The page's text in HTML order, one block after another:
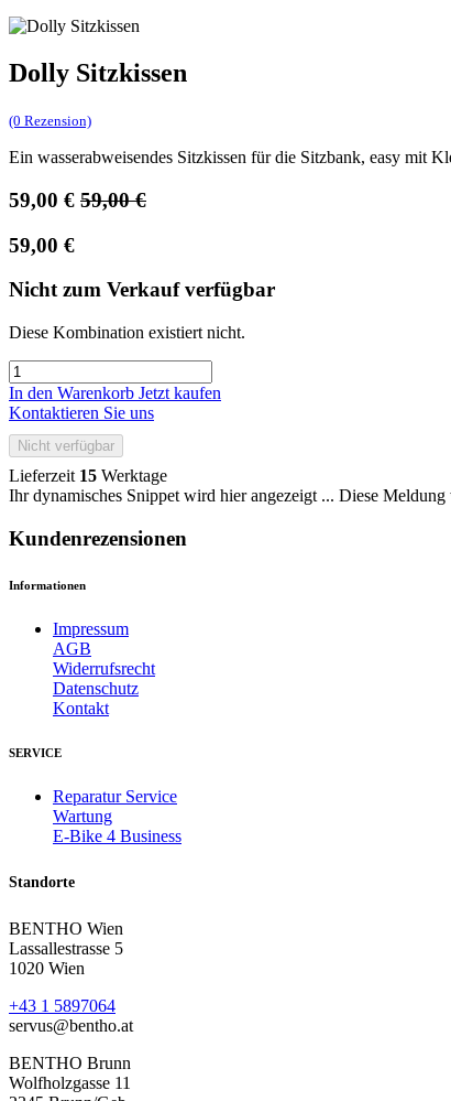
Dolly Sitzkissen
(0 Rezension)
Ein wasserabweisendes Sitzkissen für die Sitzbank, easy mit
59,00 € 59,00€
59,00 €
Nicht zum Verkauf verfügbar
Diese Kombination existiert nicht.
In den Warenkorb Jetzt kaufen
Kontaktieren Sie uns
Nicht verfügbar
Lieferzeit 15 Werktage
Ihr dynamisches Snippet wird hier angezeigt ... Diese
Kundenrezensionen
Informationen
Impressum
AGB
Widerrufsrecht
Datenschutz
Kontakt
SERVICE
Reparatur Service
Wartung
E-Bike 4 Business
Standorte
BENTHO Wien
Lassallestrasse 5
1020 Wien
+43 1 5897064
servus@bentho.at
BENTHO Brunn
Wolfholzgasse 11